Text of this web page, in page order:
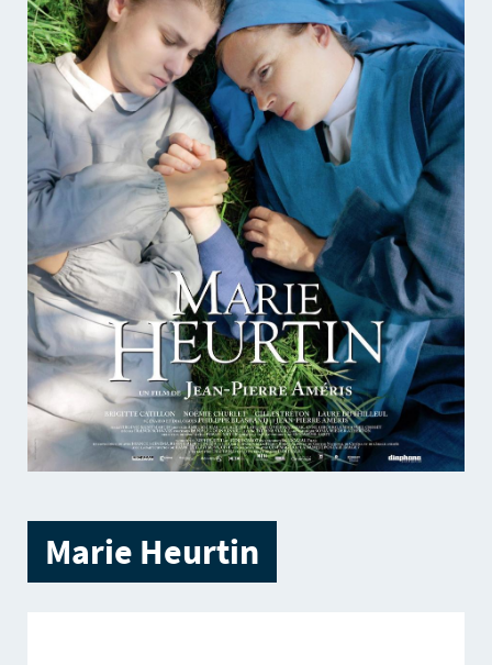
Marie Heurtin